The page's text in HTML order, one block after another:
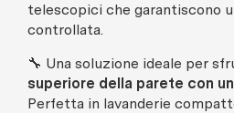
telescopici che garantiscono
controllata.
🔧 Una soluzione ideale per
superiore della parete con
Perfetta in lavanderie